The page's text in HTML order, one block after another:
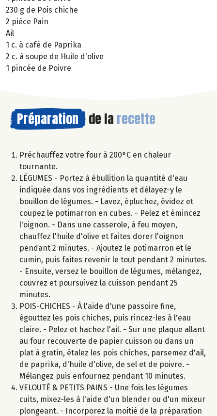
230 g de Pois chiche
2 pièce Pain
Ail
1 c. à café de Paprika
2 c. à soupe de Huile d'olive
1 pincée de Poivre
Préparation de la recette
Préchauffez votre four à 200°C en chaleur
tournante.
LÉGUMES - Portez à ébullition la quantité d'eau
indiquée dans vos ingrédients et délayez-y le
bouillon de légumes. - Lavez, épluchez, évidez et
coupez le potimarron en cubes. - Pelez et émincez
l'oignon. - Dans une casserole, à feu moyen,
chauffez l'huile d'olive et faites dorer l'oignon
pendant 2 minutes. - Ajoutez le potimarron et le
cumin, puis faites revenir le tout pendant 2 minutes.
- Ensuite, versez le bouillon de légumes, mélangez,
couvrez et poursuivez la cuisson pendant 25
minutes.
POIS-CHICHES - À l'aide d'une passoire fine,
égouttez les pois chiches, puis rincez-les à l'eau
claire. - Pelez et hachez l'ail. - Sur une plaque allant
au four recouverte de papier cuisson ou dans un
plat à gratin, étalez les pois chiches, parsemez d'ail,
de paprika, d'huile d'olive, de sel et de poivre. -
Mélangez puis enfournez pendant 10 minutes.
VELOUTÉ & PETITS PAINS - Une fois les légumes
cuits, mixez-les à l'aide d'un blender ou d'un mixeur
plongeant. - Incorporez la moitié de la préparation